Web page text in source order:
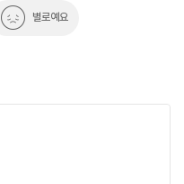
별로예요